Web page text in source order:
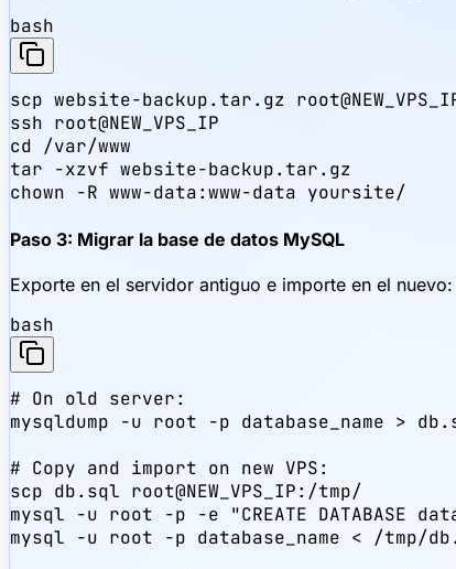
bash
scp website-backup.tar.gz
ssh root@NEW_VPS_IP
cd /var/www
tar -xzvf website-backup.tar.gz
chown -R www-data:www-data yoursite/
Paso 3: Migrar la base de datos MySQL
Exporte en el servidor antiguo e importe en el nuevo:
bash
# On old server:
mysqldump -u root -p database_name >
# Copy and import on new VPS:
scp db.sql root@NEW_VPS_IP:/tmp/
mysql -u root -p -e "CREATE DATABASE
mysql -u root -p database_name < /tmp/